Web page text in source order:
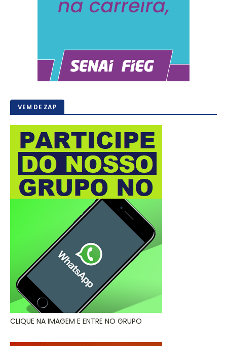
VEM DE ZAP
CLIQUE NA IMAGEM E ENTRE NO GRUPO